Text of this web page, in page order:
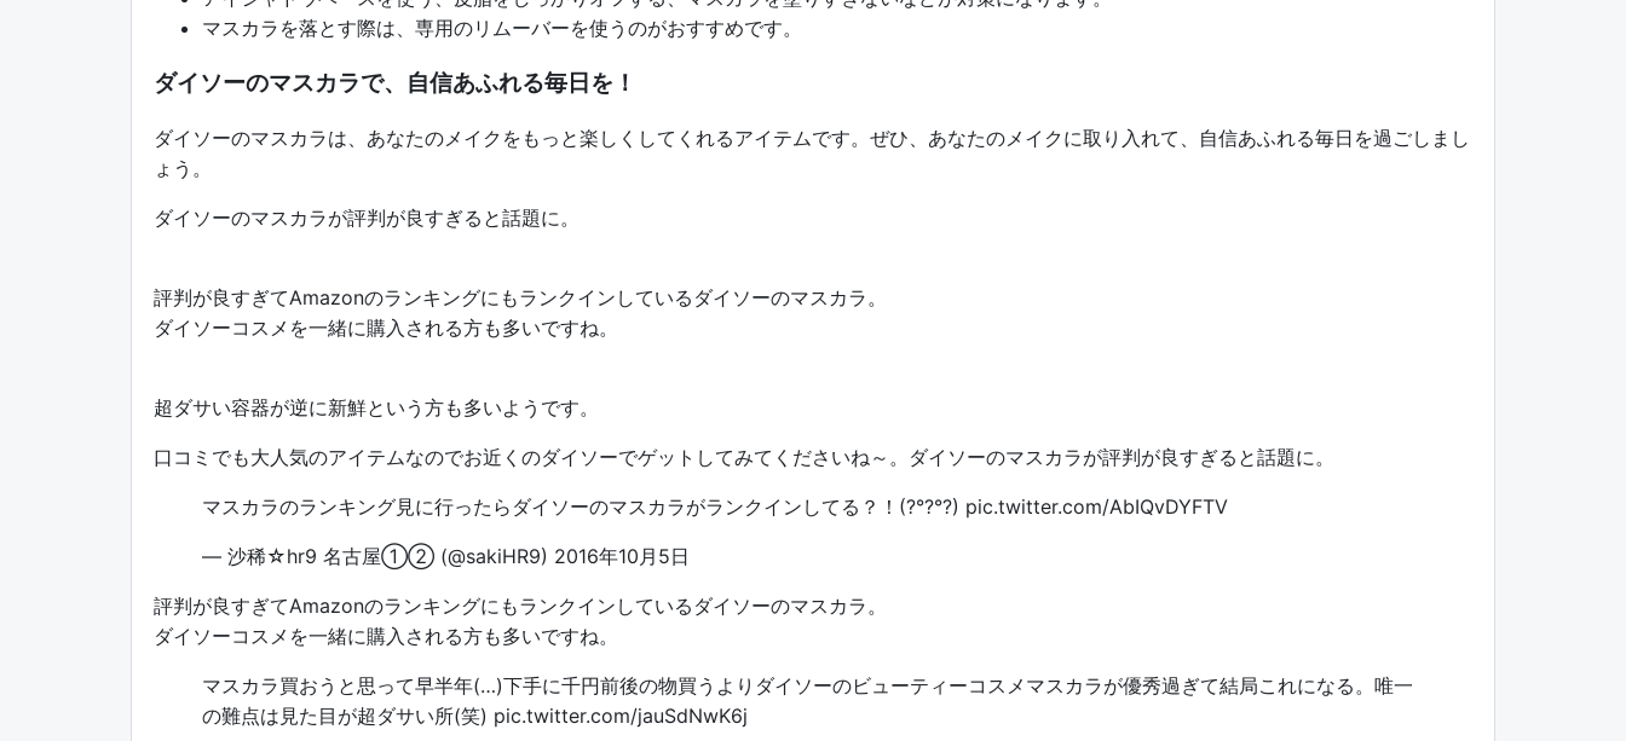
マスカラを落とす際は、専用のリムーバーを使うのがおすすめです。
ダイソーのマスカラで、自信あふれる毎日を！
ダイソーのマスカラは、あなたのメイクをもっと楽しくしてくれるアイテムです。ぜひ、あなたのメイクに取り入れて、自信あふれる毎日を過ごしまし
ょう。
ダイソーのマスカラが評判が良すぎると話題に。
評判が良すぎてAmazonのランキングにもランクインしているダイソーのマスカラ。
ダイソーコスメを一緒に購入される方も多いですね。
超ダサい容器が逆に新鮮という方も多いようです。
口コミでも大人気のアイテムなのでお近くのダイソーでゲットしてみてくださいね～。ダイソーのマスカラが評判が良すぎると話題に。
マスカラのランキング見に行ったらダイソーのマスカラがランクインしてる？！(?°?°?) pic.twitter.com/AbIQvDYFTV
— 沙稀☆hr9 名古屋①② (@sakiHR9) 2016年10月5日
評判が良すぎてAmazonのランキングにもランクインしているダイソーのマスカラ。
ダイソーコスメを一緒に購入される方も多いですね。
マスカラ買おうと思って早半年(…)下手に千円前後の物買うよりダイソーのビューティーコスメマスカラが優秀過ぎて結局これになる。唯一
の難点は見た目が超ダサい所(笑) pic.twitter.com/jauSdNwK6j